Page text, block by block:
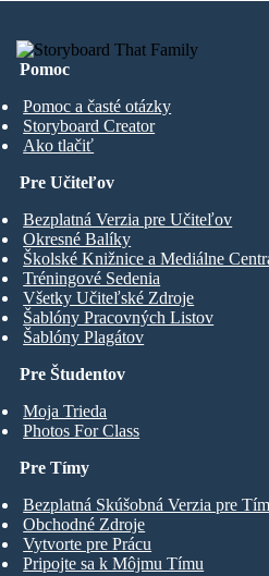
Pomoc
Pomoc a časté otázky
Storyboard Creator
Ako tlačiť
Pre Študentov
Moja Trieda
Photos For Class
Pre Učiteľov
Bezplatná Verzia pre Učiteľov
Okresné Balíky
Školské Knižnice a Mediálne
Tréningové Sedenia
Všetky Učiteľské Zdroje
Šablóny Pracovných Listov
Šablóny Plagátov
Pre Tímy
Bezplatná Skúšobná Verzia pre
Obchodné Zdroje
Vytvorte pre Prácu
Pripojte sa k Môjmu Tímu